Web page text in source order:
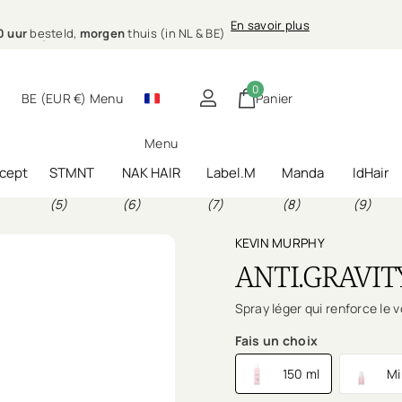
bij jou thuis
uur besteld, morgenthuis (in NL & BE) En savoir plus
BE (EUR €) Menu
Menu
Panier
0
STMNT
(5)
NAK HAIR
(6)
Label.M
(7)
Manda
(8)
IdHair
(9)
KEVIN MURPHY
Spray léger qui renforce le
Fais un choix
150 ml